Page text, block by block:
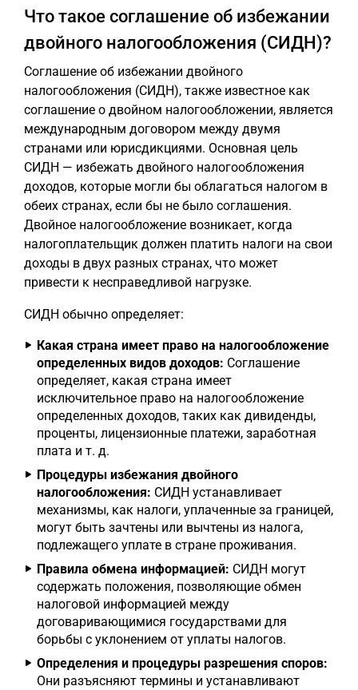
Что такое соглашение об избежании
двойного налогообложения (СИДН)?
Соглашение об избежании двойного
налогообложения (СИДН), также известное как
соглашение о двойном налогообложении, является
международным договором между двумя
странами или юрисдикциями. Основная цель
СИДН — избежать двойного налогообложения
доходов, которые могли бы облагаться налогом в
обеих странах, если бы не было соглашения.
Двойное налогообложение возникает, когда
налогоплательщик должен платить налоги на свои
доходы в двух разных странах, что может
привести к несправедливой нагрузке.
СИДН обычно определяет:
Какая страна имеет право на налогообложение
определенных видов доходов: Соглашение
определяет, какая страна имеет
исключительное право на налогообложение
определенных доходов, таких как дивиденды,
проценты, лицензионные платежи, заработная
плата и т. д.
Процедуры избежания двойного
налогообложения: СИДН устанавливает
механизмы, как налоги, уплаченные за границей,
могут быть зачтены или вычтены из налога,
подлежащего уплате в стране проживания.
Правила обмена информацией: СИДН могут
содержать положения, позволяющие обмен
налоговой информацией между
договаривающимися государствами для
борьбы с уклонением от уплаты налогов.
Определения и процедуры разрешения споров:
Они разъясняют термины и устанавливают